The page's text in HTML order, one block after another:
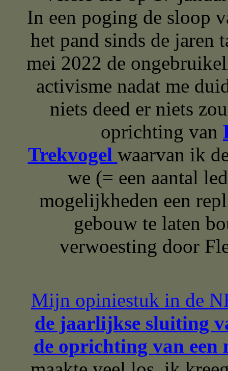
In een poging de sloop
het pand sinds de jaren
mei 2022 de
activisme nadat me
niets deed er niets
oprichting van
Trekvogel waarvan ik
we (= een aantal
mogelijkheden een
gebouw te laten
verwoesting door
Mijn opiniestuk in de
de jaarlijkse sluiting
de oprichting van